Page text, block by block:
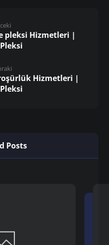
pleksi Hizmetleri |
Hizmetleri |
Posts